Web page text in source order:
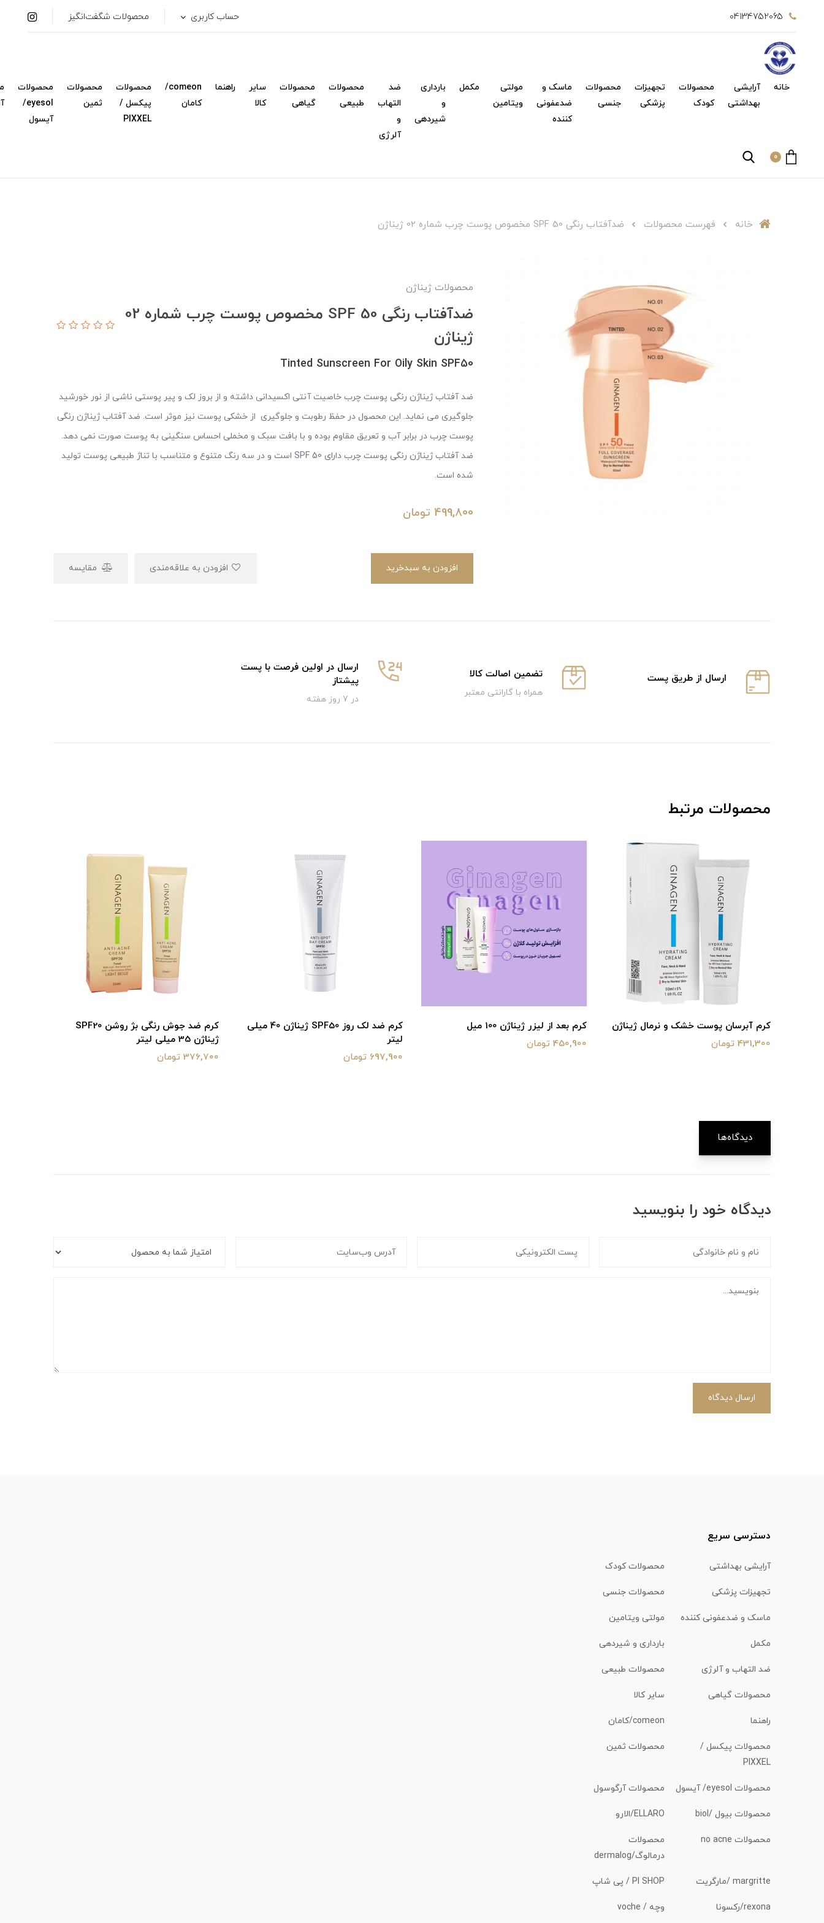
04134752065 حساب کاربری محصولات شگفت‌انگیز
خانه
آرایشی
بهداشتی
محصولات
کودک
تجهیزات
پزشکی
محصولات
جنسی
ماسک و
ضدعفونی
کننده
مولتی
ویتامین
مکمل
بارداری
و
شیردهی
ضد
التهاب
و
آلرژی
محصولات
طبیعی
محصولات
گیاهی
سایر
کالا
راهنما
comeon/
کامان
محصولات
پیکسل /
PIXXEL
محصولات
ثمین
محصولات
eyesol/
آیسول
0
خانه فهرست محصولات ضدآفتاب رنگی SPF 50 مخصوص پوست چرب شماره 02 ژیناژن
محصولات ژیناژن
ضدآفتاب رنگی SPF 50 مخصوص پوست چرب شماره 02
ژیناژن
Tinted Sunscreen For Oily Skin SPF50
ضد آفتاب ژیناژن رنگی پوست چرب خاصیت آنتی اکسیدانی داشته و از بروز لک و پیر پوستی ناشی از نور خورشید
جلوگیری می نماید. این محصول در حفظ رطوبت و جلوگیری از خشکی پوست نیز موثر است. ضد آفتاب ژیناژن رنگی
پوست چرب در برابر آب و تعریق مقاوم بوده و با بافت سبک و مخملی احساس سنگینی به پوست صورت نمی دهد.
ضد آفتاب ژیناژن رنگی پوست چرب دارای SPF 50 است و در سه رنگ متنوع و متناسب با تناژ طبیعی پوست تولید
شده است.
499,800 تومان
افزودن به سبدخرید مقایسه
ارسال از طریق پست تضمین اصالت کالا
همراه با گارانتی معتبر
ارسال در اولین فرصت با پست
پیشتاز
در 7 روز هفته
محصولات مرتبط
کرم آبرسان پوست خشک و نرمال ژیناژن
431,300 تومان
کرم بعد از لیزر ژیناژن 100 میل
450,900 تومان
کرم ضد لک روز SPF50 ژیناژن 40 میلی
لیتر
697,900 تومان
کرم ضد جوش رنگی بژ روشن SPF20
ژیناژن 35 میلی لیتر
376,700 تومان
دیدگاه‌ها
دیدگاه خود را بنویسید
ارسال دیدگاه
دسترسی سریع
آرایشی بهداشتی محصولات کودک
تجهیزات پزشکی محصولات جنسی
ماسک و ضدعفونی کننده مولتی ویتامین
مکمل بارداری و شیردهی
ضد التهاب و آلرژی محصولات طبیعی
محصولات گیاهی سایر کالا
راهنما comeon/کامان
محصولات پیکسل /
PIXXEL
محصولات ثمین
محصولات eyesol/ آیسول محصولات آرگوسول
محصولات بیول /biol ELLARO/الارو
محصولات no acne
محصولات
درمالوگ/dermalog
margritte /مارگریت PI SHOP / پی شاپ
rexona/رکسونا وچه / voche